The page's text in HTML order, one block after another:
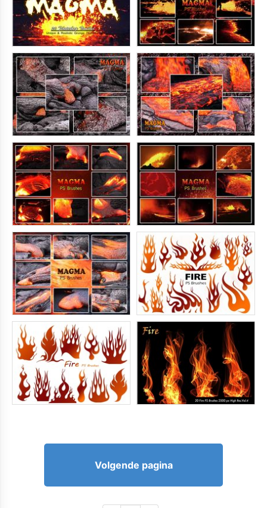
Volgende pagina